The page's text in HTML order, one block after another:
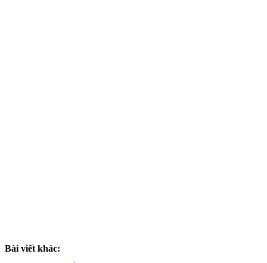
Bài viết khác: